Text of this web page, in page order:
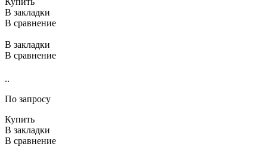
В закладки
В сравнение
В закладки
В сравнение
..
По запросу
Купить
В закладки
В сравнение